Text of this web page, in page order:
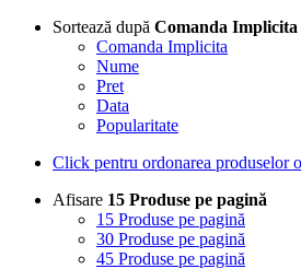
Sortează după Comanda Implicita
Comanda Implicita
Nume
Pret
Data
Popularitate
Click pentru ordonarea produselor
Afisare 15 Produse pe pagină
15 Produse pe pagină
30 Produse pe pagină
45 Produse pe pagină